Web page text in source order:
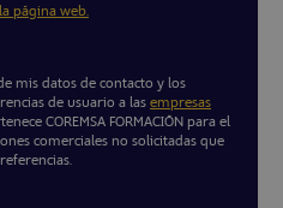
página web.
mis datos de contacto y los
de usuario a las empresas
COREMSA FORMACIÓN para el
comerciales no solicitadas que